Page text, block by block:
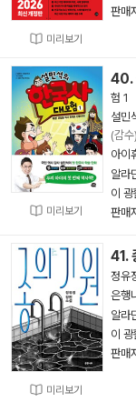
미리보기
판매
미리보기
40.
험 1
설민
(감수)
아이
알라
이
판매
미리보기
41.
정유
은행
알라
이
판매